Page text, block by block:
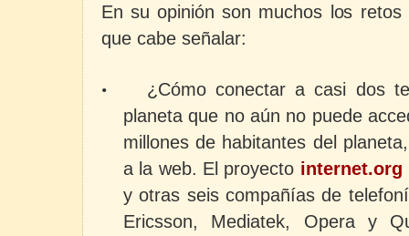
En su opinión son muchos los
que cabe señalar:
•
¿Cómo conectar a casi dos
planeta que no aún no puede
millones de habitantes del
a la web. El proyecto internet.org
y otras seis compañías de
Ericsson, Mediatek, Opera y